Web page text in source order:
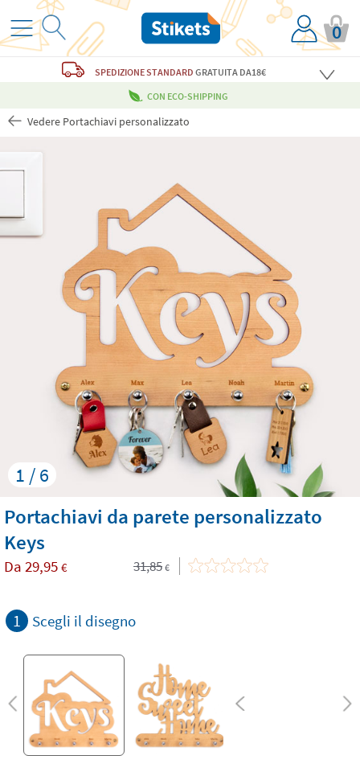
0
SPEDIZIONE STANDARD GRATUITADA18€
CON ECO-SHIPPING
Vedere Portachiavi personalizzato
1 / 6
Portachiavi da parete personalizzato
Keys
Da 29,95 € 31,85 €
1 Scegli il disegno